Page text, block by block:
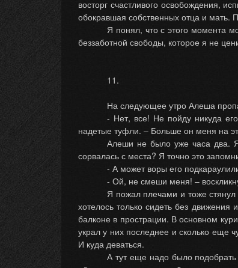
восторг счастливого освобождения,
обокравшая собственных отца и мать.
Я понял, что с этого момента
беззаботной свободы, которое я не
11.
На следующее утро Алеша
- Нет, все! Не пойду никуда
надетые туфли. – Больше он меня на
Алеши не было уже часа два.
сорвалась с места? Я точно это
- А может воры его
- Ой, не смеши меня! –
Я пожал плечами и тоже стянул
хотелось только сидеть без
балконе в прострации. В основном
украл у них последнее и сколько еще
И куда деваться.
А тут еще надо было